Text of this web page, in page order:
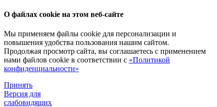
О файлах cookie на этом веб-сайте
Мы применяем файлы cookie для персонализации и
повышения удобства пользования нашим сайтом.
Продолжая просмотр сайта, вы соглашаетесь с применением
нами файлов cookie в соответствии с «Политикой
конфиденциальности»
Принять
Версия для
слабовидящих